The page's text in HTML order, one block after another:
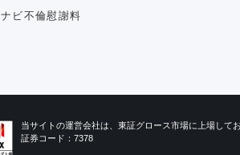
ビ不倫慰謝料
当サイトの運営会社は、東証グロース市場に上場してお
証券コード：7378